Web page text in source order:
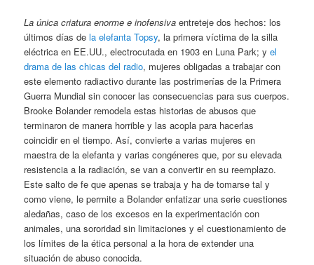
La única criatura enorme e inofensiva entreteje dos hechos: los
últimos días dela elefanta Topsy, la primera víctima de la silla
eléctrica en EE.UU., electrocutada en 1903 en Luna Park; yel
drama de las chicas del radio, mujeres obligadas a trabajar con
este elemento radiactivo durante las postrimerías de la Primera
Guerra Mundial sin conocer las consecuencias para sus cuerpos.
Brooke Bolander remodela estas historias de abusos que
terminaron de manera horrible y las acopla para hacerlas
coincidir en el tiempo. Así, convierte a varias mujeres en
maestra de la elefanta y varias congéneres que, por su elevada
resistencia a la radiación, se van a convertir en su reemplazo.
Este salto de fe que apenas se trabaja y ha de tomarse tal y
como viene, le permite a Bolander enfatizar una serie cuestiones
aledañas, caso de los excesos en la experimentación con
animales, una sororidad sin limitaciones y el cuestionamiento de
los límites de la ética personal a la hora de extender una
situación de abuso conocida.